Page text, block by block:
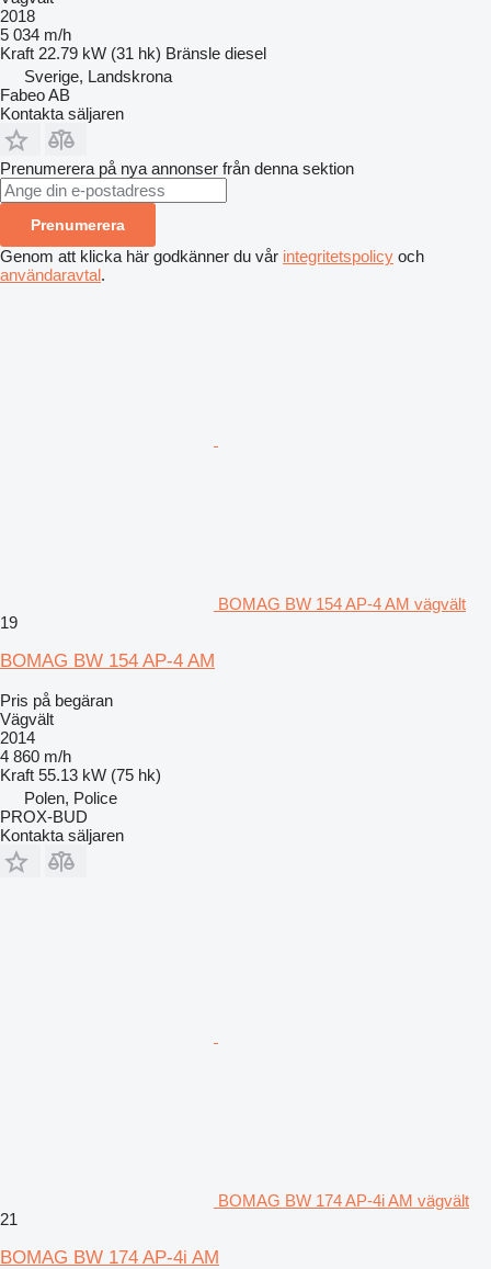
2018
5 034 m/h
Kraft 22.79 kW (31 hk) Bränsle diesel
Sverige, Landskrona
Fabeo AB
Kontakta säljaren
Prenumerera på nya annonser från denna sektion
Prenumerera
Genom att klicka här godkänner du vår integritetspolicy och
användaravtal.
BOMAG BW 154 AP-4 AM vägvält
19
BOMAG BW 154 AP-4 AM
Pris på begäran
Vägvält
2014
4 860 m/h
Kraft 55.13 kW (75 hk)
Polen, Police
PROX-BUD
Kontakta säljaren
BOMAG BW 174 AP-4i AM vägvält
21
BOMAG BW 174 AP-4i AM